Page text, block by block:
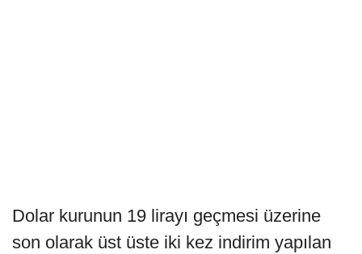
Dolar kurunun 19 lirayı geçmesi üzerine
son olarak üst üste iki kez indirim yapılan